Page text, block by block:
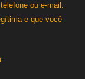
ou e-mail.
e que você